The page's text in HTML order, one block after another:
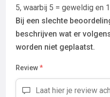
5, waarbij 5 = geweldig en
Bij een slechte
beschrijven wat er
worden niet geplaatst.
Review*